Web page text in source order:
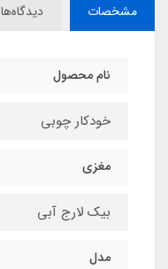
مشخصات دیدگاه‌ها
نام محصول
خودکار چوبی
مغزی
بیک لارج آبی
مدل